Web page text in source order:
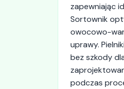
zapewniając
Sortownik
owocowo-
uprawy.
bez szkody
podczas